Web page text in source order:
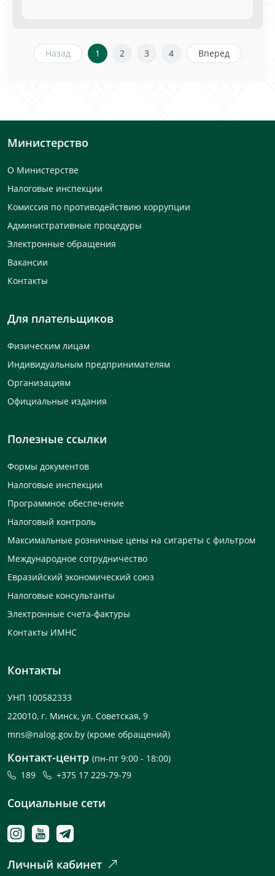
Назад 1 2 3 4 Вперед
Министерство
О Министерстве
Налоговые инспекции
Комиссия по противодействию коррупции
Административные процедуры
Электронные обращения
Вакансии
Контакты
Для плательщиков
Физическим лицам
Индивидуальным предпринимателям
Организациям
Официальные издания
Полезные ссылки
Формы документов
Налоговые инспекции
Программное обеспечение
Налоговый контроль
Максимальные розничные цены на сигареты с фильтром
Международное сотрудничество
Евразийский экономический союз
Налоговые консультанты
Электронные счета-фактуры
Контакты ИМНС
Контакты
УНП 100582333
220010, г. Минск, ул. Советская, 9
mns@nalog.gov.by (кроме обращений)
Контакт-центр (пн-пт 9:00 - 18:00)
189
+375 17 229-79-79
Социальные сети
Личный кабинет